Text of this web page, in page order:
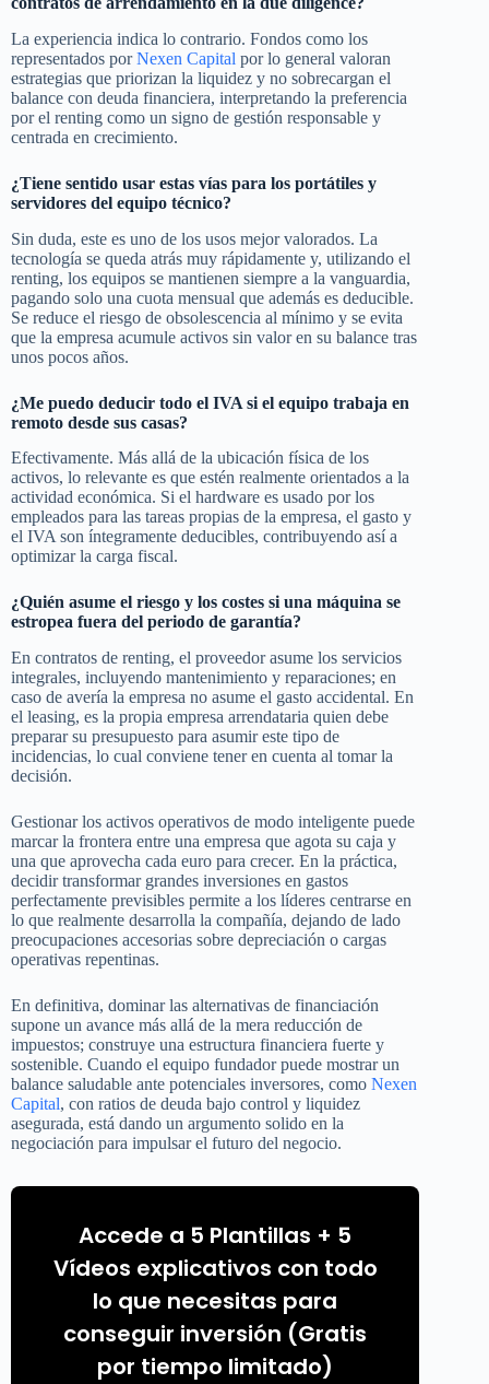
La experiencia indica lo contrario. Fondos como los
representados porNexen Capital por lo general valoran
estrategias que priorizan la liquidez y no sobrecargan el
balance con deuda financiera, interpretando la preferencia
por el renting como un signo de gestión responsable y
centrada en crecimiento.
¿Tiene sentido usar estas vías para los portátiles y
servidores del equipo técnico?
Sin duda, este es uno de los usos mejor valorados. La
tecnología se queda atrás muy rápidamente y, utilizando el
renting, los equipos se mantienen siempre a la vanguardia,
pagando solo una cuota mensual que además es deducible.
Se reduce el riesgo de obsolescencia al mínimo y se evita
que la empresa acumule activos sin valor en su balance tras
unos pocos años.
¿Me puedo deducir todo el IVA si el equipo trabaja en
remoto desde sus casas?
Efectivamente. Más allá de la ubicación física de los
activos, lo relevante es que estén realmente orientados a la
actividad económica. Si el hardware es usado por los
empleados para las tareas propias de la empresa, el gasto y
el IVA son íntegramente deducibles, contribuyendo así a
optimizar la carga fiscal.
¿Quién asume el riesgo y los costes si una máquina se
estropea fuera del periodo de garantía?
En contratos de renting, el proveedor asume los servicios
integrales, incluyendo mantenimiento y reparaciones; en
caso de avería la empresa no asume el gasto accidental. En
el leasing, es la propia empresa arrendataria quien debe
preparar su presupuesto para asumir este tipo de
incidencias, lo cual conviene tener en cuenta al tomar la
decisión.
Gestionar los activos operativos de modo inteligente puede
marcar la frontera entre una empresa que agota su caja y
una que aprovecha cada euro para crecer. En la práctica,
decidir transformar grandes inversiones en gastos
perfectamente previsibles permite a los líderes centrarse en
lo que realmente desarrolla la compañía, dejando de lado
preocupaciones accesorias sobre depreciación o cargas
operativas repentinas.
En definitiva, dominar las alternativas de financiación
supone un avance más allá de la mera reducción de
impuestos; construye una estructura financiera fuerte y
sostenible. Cuando el equipo fundador puede mostrar un
balance saludable ante potenciales inversores, como Nexen
Capital, con ratios de deuda bajo control y liquidez
asegurada, está dando un argumento solido en la
negociación para impulsar el futuro del negocio.
Accede a 5 Plantillas + 5
Vídeos explicativos con todo
lo que necesitas para
conseguir inversión (Gratis
por tiempo limitado)